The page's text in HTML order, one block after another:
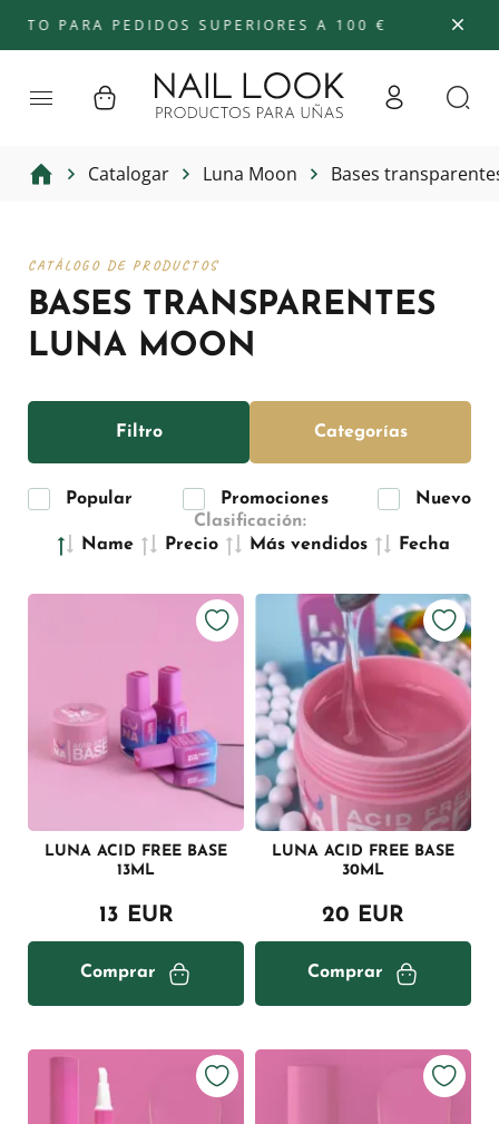
PARA PEDIDOS SUPERIORES A 100 €
Catalogar Luna Moon Bases
BASES TRANSPARENTES
LUNA MOON
CATÁLOGO DE PRODUCTOS
Popular Promociones
Nuevo
Clasificación:
Name
Precio Más vendidos Fecha
LUNA ACID FREE BASE
13ML
13 EUR
Comprar
LUNA ACID FREE BASE
30ML
20 EUR
Comprar
Filtro Categorías